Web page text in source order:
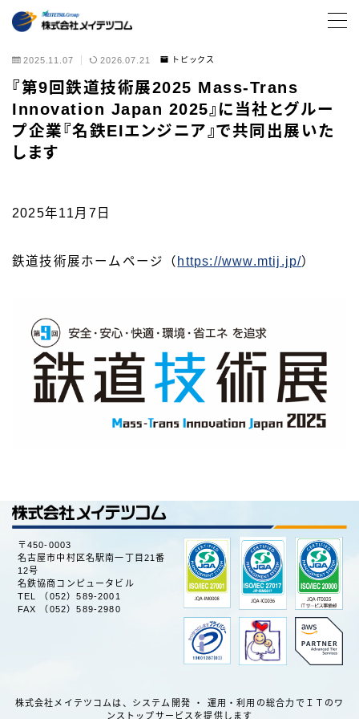
MENU
サービス・ソリューション
サービス一覧
導入事例
トピックス
データセンター
会社情報
代表挨拶・経営理念
沿革
電子公告
セキュリティへの取組み
部署紹介
2025.11.07 2026.07.21 トピックス
『第9回鉄道技術展2025 Mass-Trans
Innovation Japan 2025』に当社とグルー
プ企業『名鉄EIエンジニア』で共同出展いた
します
2025年11月7日
鉄道技術展ホームページ（ https://www.mtij.jp/）
〒450-0003
名古屋市中村区名駅南一丁目21番
12号
名鉄協商コンピュータビル
TEL （052）589-2001
FAX （052）589-2980
株式会社メイテツコムは、システム開発 ・ 運用・利用の総合力でＩＴのワ
ンストップサービスを提供します